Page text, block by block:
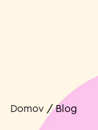
Domov /Blog